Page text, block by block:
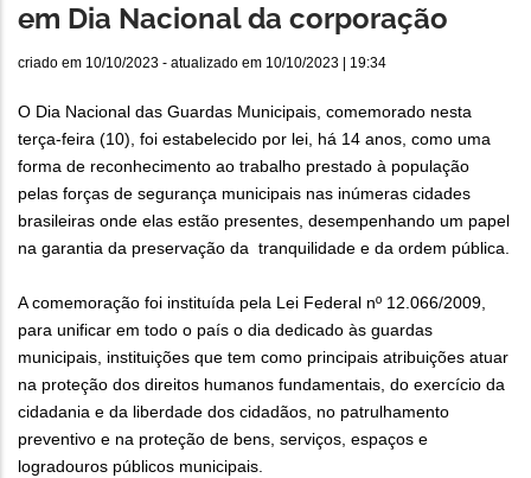
em Dia Nacional da corporação
criado em 10/10/2023 - atualizado em 10/10/2023 | 19:34
O Dia Nacional das Guardas Municipais, comemorado nesta
terça-feira (10), foi estabelecido por lei, há 14 anos, como uma
forma de reconhecimento ao trabalho prestado à população
pelas forças de segurança municipais nas inúmeras cidades
brasileiras onde elas estão presentes, desempenhando um papel
na garantia da preservação da tranquilidade e da ordem pública.
A comemoração foi instituída pela Lei Federal nº 12.066/2009,
para unificar em todo o país o dia dedicado às guardas
municipais, instituições que tem como principais atribuições atuar
na proteção dos direitos humanos fundamentais, do exercício da
cidadania e da liberdade dos cidadãos, no patrulhamento
preventivo e na proteção de bens, serviços, espaços e
logradouros públicos municipais.